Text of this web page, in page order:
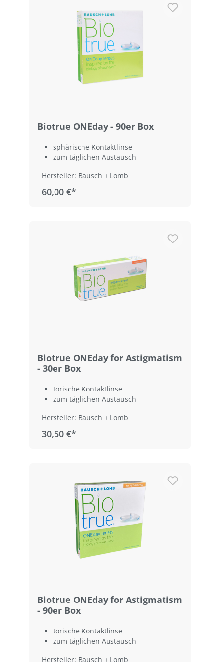
Biotrue ONEday - 90er Box
sphärische Kontaktlinse
zum täglichen Austausch
Hersteller: Bausch + Lomb
60,00 €*
Biotrue ONEday for Astigmatism
- 30er Box
torische Kontaktlinse
zum täglichen Austausch
Hersteller: Bausch + Lomb
30,50 €*
Biotrue ONEday for Astigmatism
- 90er Box
torische Kontaktlinse
zum täglichen Austausch
Hersteller: Bausch + Lomb